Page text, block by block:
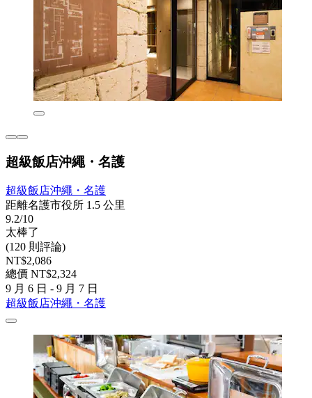
超級飯店沖繩・名護
超級飯店沖繩・名護
距離名護市役所 1.5 公里
9.2/10
太棒了
(120 則評論)
NT$2,086
總價 NT$2,324
9 月 6 日 - 9 月 7 日
超級飯店沖繩・名護